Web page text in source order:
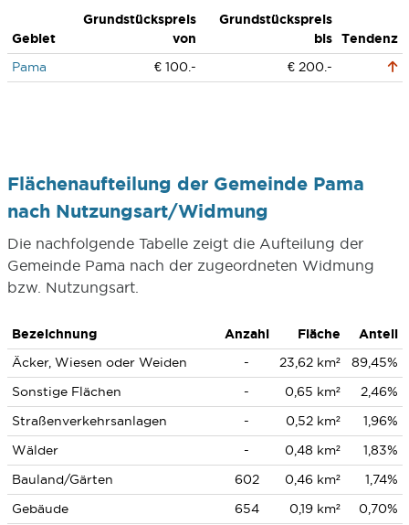
Gebiet
Grundstückspreis
von
Grundstückspreis
bis
Tendenz
Pama
€ 100.- € 200.-
Flächenaufteilung der Gemeinde Pama
nach Nutzungsart/Widmung
Die nachfolgende Tabelle zeigt die Aufteilung der
Gemeinde Pama nach der zugeordneten Widmung
bzw. Nutzungsart.
Bezeichnung Anzahl Fläche
Anteil
Äcker, Wiesen oder Weiden
- 23,62 km²
89,45%
Sonstige Flächen
- 0,65 km²
2,46%
Straßenverkehrsanlagen
- 0,52 km²
1,96%
Wälder
- 0,48 km²
1,83%
Bauland/Gärten
602 0,46 km²
1,74%
Gebäude
654 0,19 km² 0,70%